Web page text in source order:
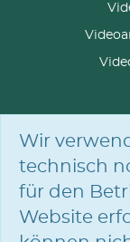
Wir
technisch
für den
Website
SPRACHE
AUSWÄHLEN